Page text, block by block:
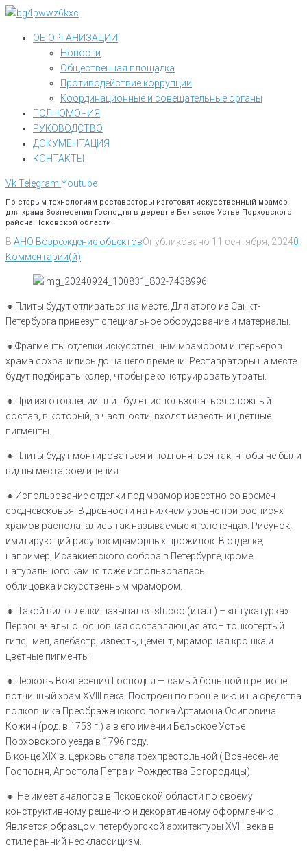
Перейти
контентуОБ ОРГАНИЗАЦИИ
Новости
Общественная площадка
Противодействие коррупции
Координационные и совещательные органы
ПОЛНОМОЧИЯ
РУКОВОДСТВО
ДОКУМЕНТАЦИЯ
КОНТАКТЫ
VkTelegram Youtube
По старым технологиям реставраторы изготовят искусственный мрамор
для храма Вознесения Господня в деревне Бельское Устье Порховского
района Псковской области
В АНО Возрождение объектовОпубликовано 11 сентября, 20240
Комментарии(й)
🔸️Плиты будут отливаться на месте. Для этого из Санкт-
Петербурга привезут специальное оборудование и материалы.
🔸️Фрагменты отделки искусственным мрамором интерьеров
храма сохранились до нашего времени. Реставраторы на месте
будут подбирать колер, чтобы реконструировать утраты.
🔸️При изготовлении плит будет использоваться сложный
состав, в который, в частности, входят известь и цветные
пигменты.
🔸️Плиты будут монтироваться и подгоняться так, чтобы не были
видны места соединения.
🔸️Использование отделки под мрамор известно со времен
средневековья. В древности на нижнем уровне при росписях
храмов располагались так называемые «полотенца». Рисунок,
имитирующий рисунок мраморных прожилок. В отделке,
например, Исаакиевского собора в Петербурге, кроме
натурального камня тоже использовалась
облицовка искусственным мрамором.
🔸️ Такой вид отделки назывался stucco (итал.) – «штукатурка».
Первоначально, основная составляющая это– тонкотертый
гипс, мел, алебастр, известь, цемент, мраморная крошка и
цветные пигменты.
🔸️Церковь Вознесения Господня — самый большой в регионе
вотчинный храм XVIII века. Построен по прошению и на средства
полковника Преображенского полка Артамона Осиповича
Кожин (род. в 1753 г.) а в его имении Бельское Устье
Порховского уезда в 1796 году.
В конце XIX в. церковь стала трехпрестольной ( Вознесение
Господня, Апостола Петра и Рождества Богородицы).
🔸️ Не имеет аналогов в Псковской области по своему
конструктивному решению и декоративному оформлению.
Является образцом петербургской архитектуры XVIII века в
стиле ранний неоклассицизм.